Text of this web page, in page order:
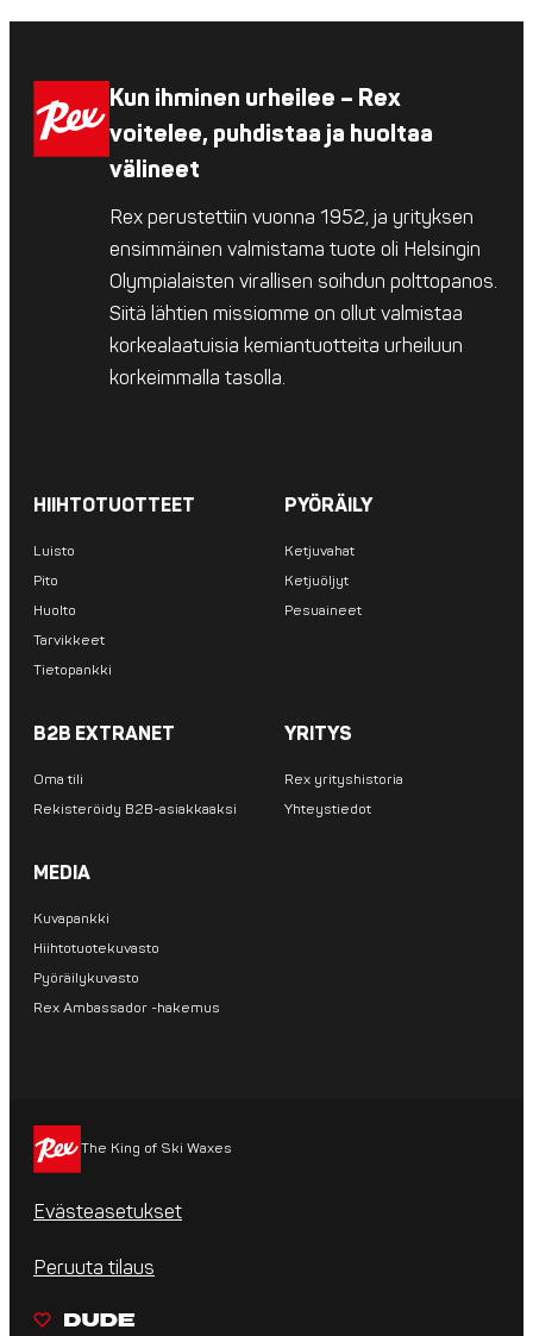
Kun ihminen urheilee – Rex
voitelee, puhdistaa ja huoltaa
välineet
Rex perustettiin vuonna 1952, ja yrityksen
ensimmäinen valmistama tuote oli Helsingin
Olympialaisten virallisen soihdun polttopanos.
Siitä lähtien missiomme on ollut valmistaa
korkealaatuisia kemiantuotteita urheiluun
korkeimmalla tasolla.
HIIHTOTUOTTEET
Luisto
Pito
Huolto
Tarvikkeet
Tietopankki
PYÖRÄILY
Ketjuvahat
Ketjuöljyt
Pesuaineet
B2B EXTRANET
Oma tili
Rekisteröidy B2B-asiakkaaksi
YRITYS
Rex yrityshistoria
Yhteystiedot
MEDIA
Kuvapankki
Hiihtotuotekuvasto
Pyöräilykuvasto
Rex Ambassador -hakemus
The King of Ski Waxes
Evästeasetukset
Peruuta tilaus